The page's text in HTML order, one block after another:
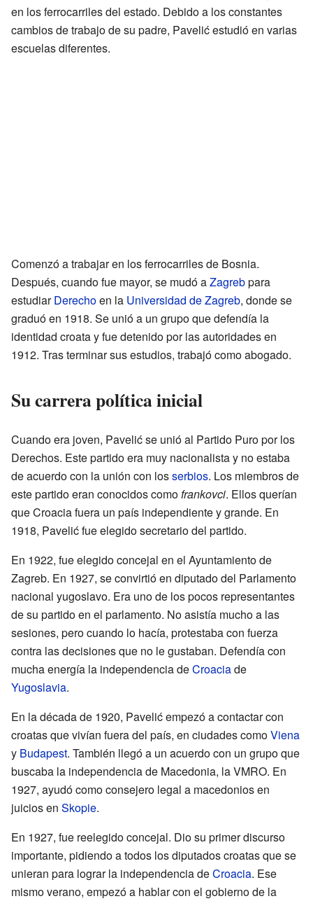
en los ferrocarriles del estado. Debido a los constantes
cambios de trabajo de su padre, Pavelić estudió en varias
escuelas diferentes.
Comenzó a trabajar en los ferrocarriles de Bosnia.
Después, cuando fue mayor, se mudó aZagrebpara
estudiarDerechoen la Universidad de Zagreb, donde se
graduó en 1918. Se unió a un grupo que defendía la
identidad croata y fue detenido por las autoridades en
1912. Tras terminar sus estudios, trabajó como abogado.
Su carrera política inicial
Cuando era joven, Pavelić se unió al Partido Puro por los
Derechos. Este partido era muy nacionalista y no estaba
de acuerdo con la unión con losserbios. Los miembros de
este partido eran conocidos comofrankovci. Ellos querían
que Croacia fuera un país independiente y grande. En
1918, Pavelić fue elegido secretario del partido.
En 1922, fue elegido concejal en el Ayuntamiento de
Zagreb. En 1927, se convirtió en diputado del Parlamento
nacional yugoslavo. Era uno de los pocos representantes
de su partido en el parlamento. No asistía mucho a las
sesiones, pero cuando lo hacía, protestaba con fuerza
contra las decisiones que no le gustaban. Defendía con
mucha energía la independencia deCroaciade
Yugoslavia.
En la década de 1920, Pavelić empezó a contactar con
croatas que vivían fuera del país, en ciudades comoViena
y Budapest. También llegó a un acuerdo con un grupo que
buscaba la independencia de Macedonia, la VMRO. En
1927, ayudó como consejero legal a macedonios en
juicios en Skopie.
En 1927, fue reelegido concejal. Dio su primer discurso
importante, pidiendo a todos los diputados croatas que se
unieran para lograr la independencia deCroacia. Ese
mismo verano, empezó a hablar con el gobierno de la